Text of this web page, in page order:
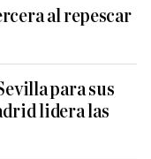
al repescar
para sus
lidera las